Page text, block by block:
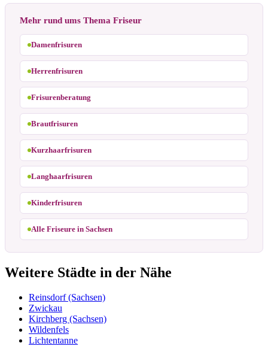
Mehr rund ums Thema Friseur
Damenfrisuren
Herrenfrisuren
Frisurenberatung
Brautfrisuren
Kurzhaarfrisuren
Langhaarfrisuren
Kinderfrisuren
Alle Friseure in Sachsen
Weitere Städte in der Nähe
Reinsdorf (Sachsen)
Zwickau
Kirchberg (Sachsen)
Wildenfels
Lichtentanne